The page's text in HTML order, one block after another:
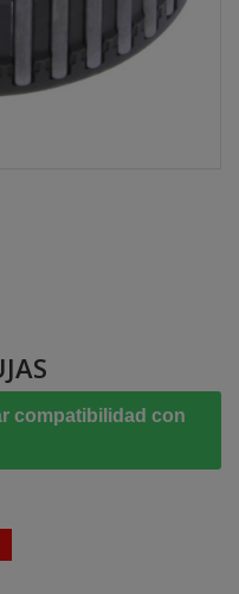
compatibilidad con